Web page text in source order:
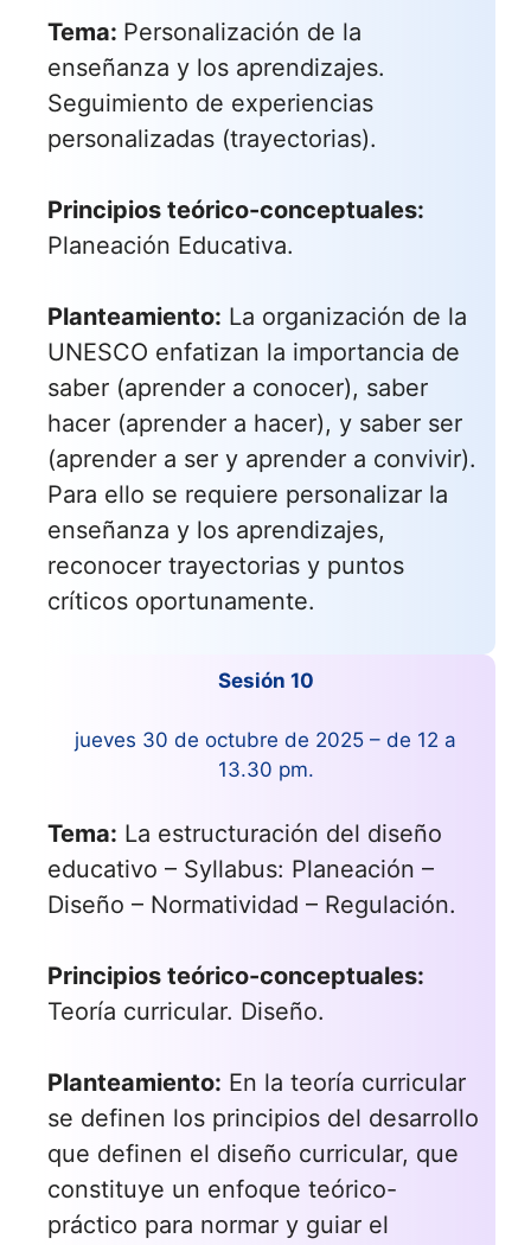
Tema: Personalización de la
enseñanza y los aprendizajes.
Seguimiento de experiencias
personalizadas (trayectorias).
Principios teórico-conceptuales:
Planeación Educativa.
Planteamiento: La organización de la
UNESCO enfatizan la importancia de
saber (aprender a conocer), saber
hacer (aprender a hacer), y saber ser
(aprender a ser y aprender a convivir).
Para ello se requiere personalizar la
enseñanza y los aprendizajes,
reconocer trayectorias y puntos
críticos oportunamente.
Sesión 10
jueves 30 de octubre de 2025 – de 12 a
13.30 pm.
Tema: La estructuración del diseño
educativo – Syllabus: Planeación –
Diseño – Normatividad – Regulación.
Principios teórico-conceptuales:
Teoría curricular. Diseño.
Planteamiento: En la teoría curricular
se definen los principios del desarrollo
que definen el diseño curricular, que
constituye un enfoque teórico-
práctico para normar y guiar el